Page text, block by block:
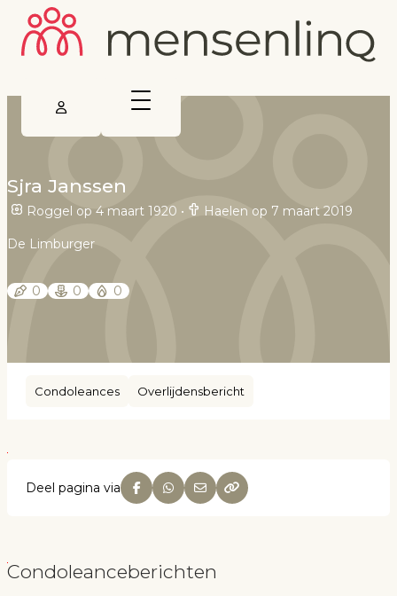
Sjra Janssen
Roggel op 4 maart 1920 • Haelen op 7 maart 2019
De Limburger
0 0 0
Condoleances Overlijdensbericht
Deel pagina via
Condoleanceberichten